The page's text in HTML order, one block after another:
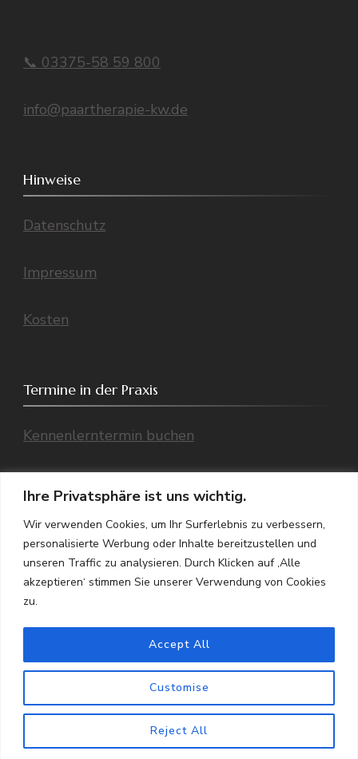
Ihre Privatsphäre ist uns wichtig.
Wir verwenden Cookies, um Ihr Surferlebnis zu verbessern,
personalisierte Werbung oder Inhalte bereitzustellen und
unseren Traffic zu analysieren. Durch Klicken auf ‚Alle
akzeptieren‘ stimmen Sie unserer Verwendung von Cookies
zu.
Customise
Reject All
Accept All
📞 03375-58 59 800
info@paartherapie-kw.de
Hinweise
Datenschutz
Impressum
Kosten
Termine in der Praxis
Kennenlerntermin buchen
Übersicht aller Termine (Telefon/ Praxis,
Video)
2026 CopyrightPaar- und Sexualtherapie.
Datenschutzerklärung